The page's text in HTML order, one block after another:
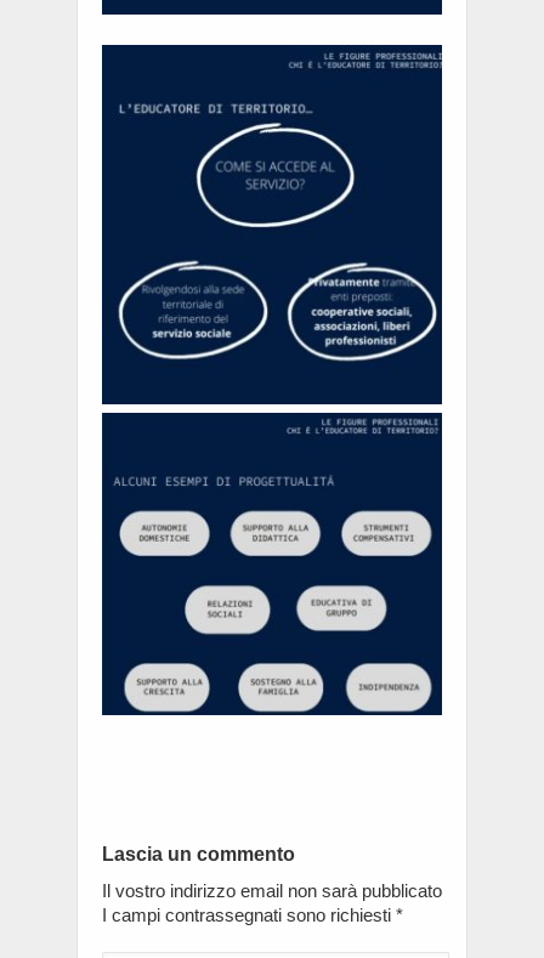
Lascia un commento
Il vostro indirizzo email non sarà pubblicato
I campi contrassegnati sono richiesti *